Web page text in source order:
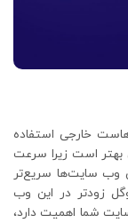
خارجی استفاده
است زیرا سرعت
وب سایت‌ها سریع‌تر
زودتر در این وب
شما اهمیت دارد،